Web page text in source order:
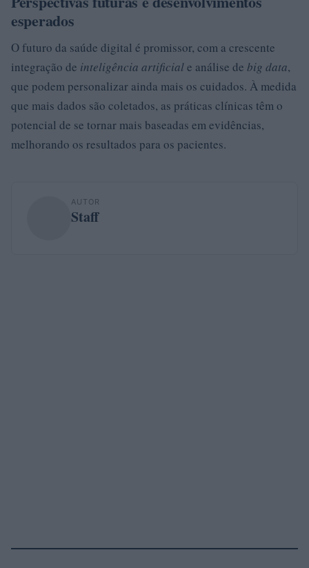
esperados
O futuro da saúde digital é promissor, com a crescente
integração de inteligência artificiale análise de big data,
que podem personalizar ainda mais os cuidados. À medida
que mais dados são coletados, as práticas clínicas têm o
potencial de se tornar mais baseadas em evidências,
melhorando os resultados para os pacientes.
AUTOR
Staff